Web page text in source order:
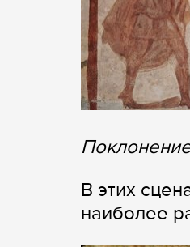
В этих
наиболее